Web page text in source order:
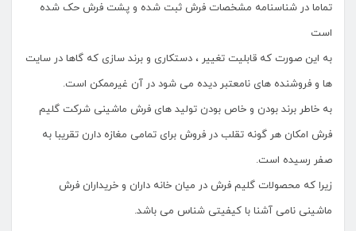
تماما در شناسنامه مشخصات فرش ثبت شده و پشت فرش حک شده
است
به این صورت که قابلیت تغییر ، دستکاری و برند سازی که گاها در سایت
ها و فروشنده های نامعتبر دیده می شود در آن غیرممکن است.
به خاطر برند بودن و خاص بودن تولید های فرش ماشینی شرکت گلیم
فرش امکان هر گونه تقلب در فروش برای تمامی مغازه دارن تقریبا به
صفر رسیده است.
زیرا که محصولات گلیم فرش در میان خانه داران و خریداران فرش
ماشینی نامی آشنا با کیفیتی شناس می باشد.